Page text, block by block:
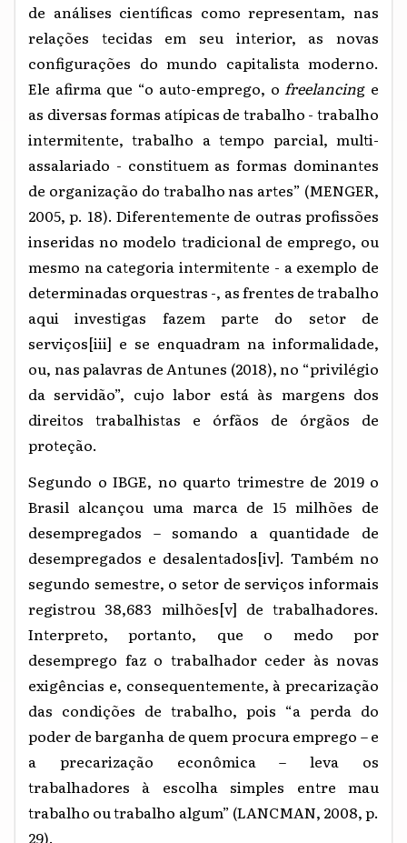
de análises científicas como representam, nas
relações tecidas em seu interior, as novas
configurações do mundo capitalista moderno.
Ele afirma que “o auto-emprego, ofreelancing e
as diversas formas atípicas de trabalho - trabalho
intermitente, trabalho a tempo parcial, multi-
assalariado - constituem as formas dominantes
de organização do trabalho nas artes” (MENGER,
2005, p. 18). Diferentemente de outras profissões
inseridas no modelo tradicional de emprego, ou
mesmo na categoria intermitente - a exemplo de
determinadas orquestras -, as frentes de trabalho
aqui investigas fazem parte do setor de
serviços[iii] e se enquadram na informalidade,
ou, nas palavras de Antunes (2018), no “privilégio
da servidão”, cujo labor está às margens dos
direitos trabalhistas e órfãos de órgãos de
proteção.
Segundo o IBGE, no quarto trimestre de 2019 o
Brasil alcançou uma marca de 15 milhões de
desempregados – somando a quantidade de
desempregados e desalentados[iv]. Também no
segundo semestre, o setor de serviços informais
registrou 38,683 milhões[v] de trabalhadores.
Interpreto, portanto, que o medo por
desemprego faz o trabalhador ceder às novas
exigências e, consequentemente, à precarização
das condições de trabalho, pois “a perda do
poder de barganha de quem procura emprego – e
a precarização econômica – leva os
trabalhadores à escolha simples entre mau
trabalho ou trabalho algum” (LANCMAN, 2008, p.
29).